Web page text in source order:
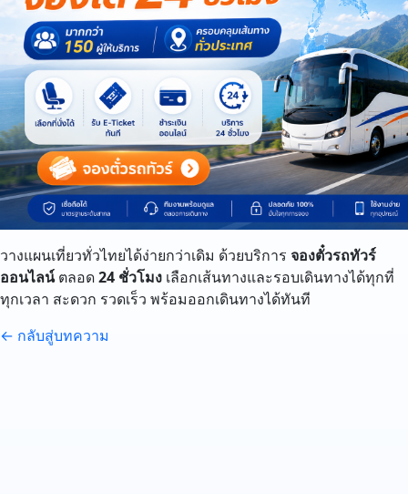
วางแผนเที่ยวทั่วไทยได้ง่ายกว่าเดิม ด้วยบริการ จองตั๋วรถทัวร์
ออนไลน์ตลอด24 ชั่วโมง เลือกเส้นทางและรอบเดินทางได้ทุกที่
ทุกเวลา สะดวก รวดเร็ว พร้อมออกเดินทางได้ทันที
← กลับสู่บทความ